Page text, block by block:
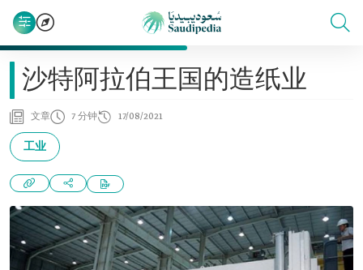
沙特阿拉伯王国的造纸业
文章 7 分钟 17/08/2021
工业